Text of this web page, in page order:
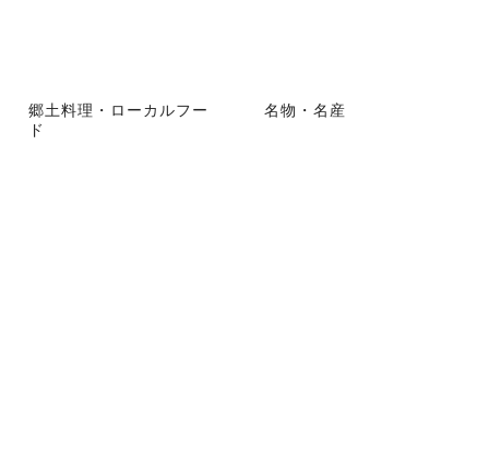
郷土料理・ローカルフー
ド
名物・名産